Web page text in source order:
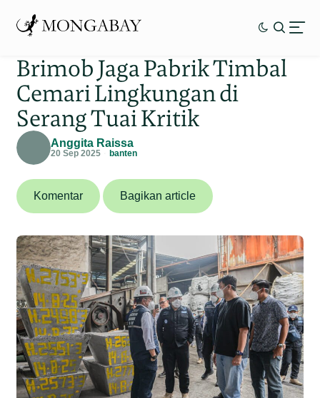
Brimob Jaga Pabrik Timbal
Cemari Lingkungan di
Serang Tuai Kritik
Anggita Raissa
20 Sep 2025 banten
Komentar Bagikan article